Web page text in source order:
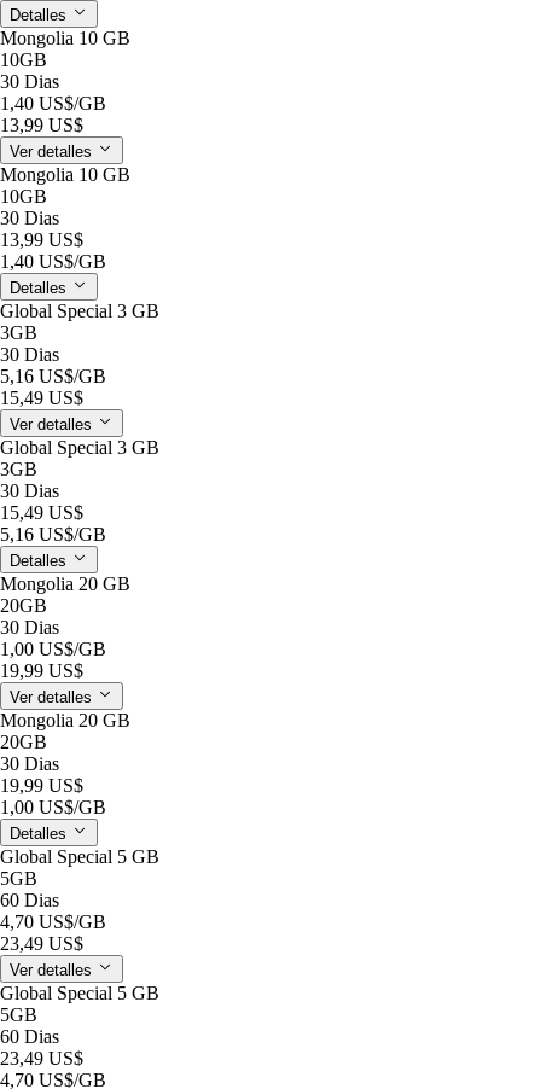
Detalles
Mongolia 10 GB
10GB
30 Dias
1,40 US$/GB
13,99 US$
Ver detalles
Mongolia 10 GB
10GB
30 Dias
13,99 US$
1,40 US$/GB
Detalles
Global Special 3 GB
3GB
30 Dias
5,16 US$/GB
15,49 US$
Ver detalles
Global Special 3 GB
3GB
30 Dias
15,49 US$
5,16 US$/GB
Detalles
Mongolia 20 GB
20GB
30 Dias
1,00 US$/GB
19,99 US$
Ver detalles
Mongolia 20 GB
20GB
30 Dias
19,99 US$
1,00 US$/GB
Detalles
Global Special 5 GB
5GB
60 Dias
4,70 US$/GB
23,49 US$
Ver detalles
Global Special 5 GB
5GB
60 Dias
23,49 US$
4,70 US$/GB